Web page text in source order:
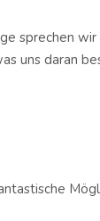
sprechen wir
uns daran